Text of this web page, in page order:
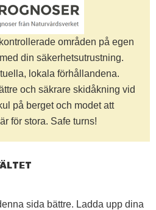
områden på egen
din säkerhetsutrustning.
lokala förhållandena.
och säkrare skidåkning vid
på berget och modet att
för stora. Safe turns!
sida bättre. Ladda upp dina